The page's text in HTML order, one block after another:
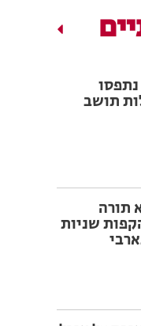
נתפסו
תושב
תורה
שניות